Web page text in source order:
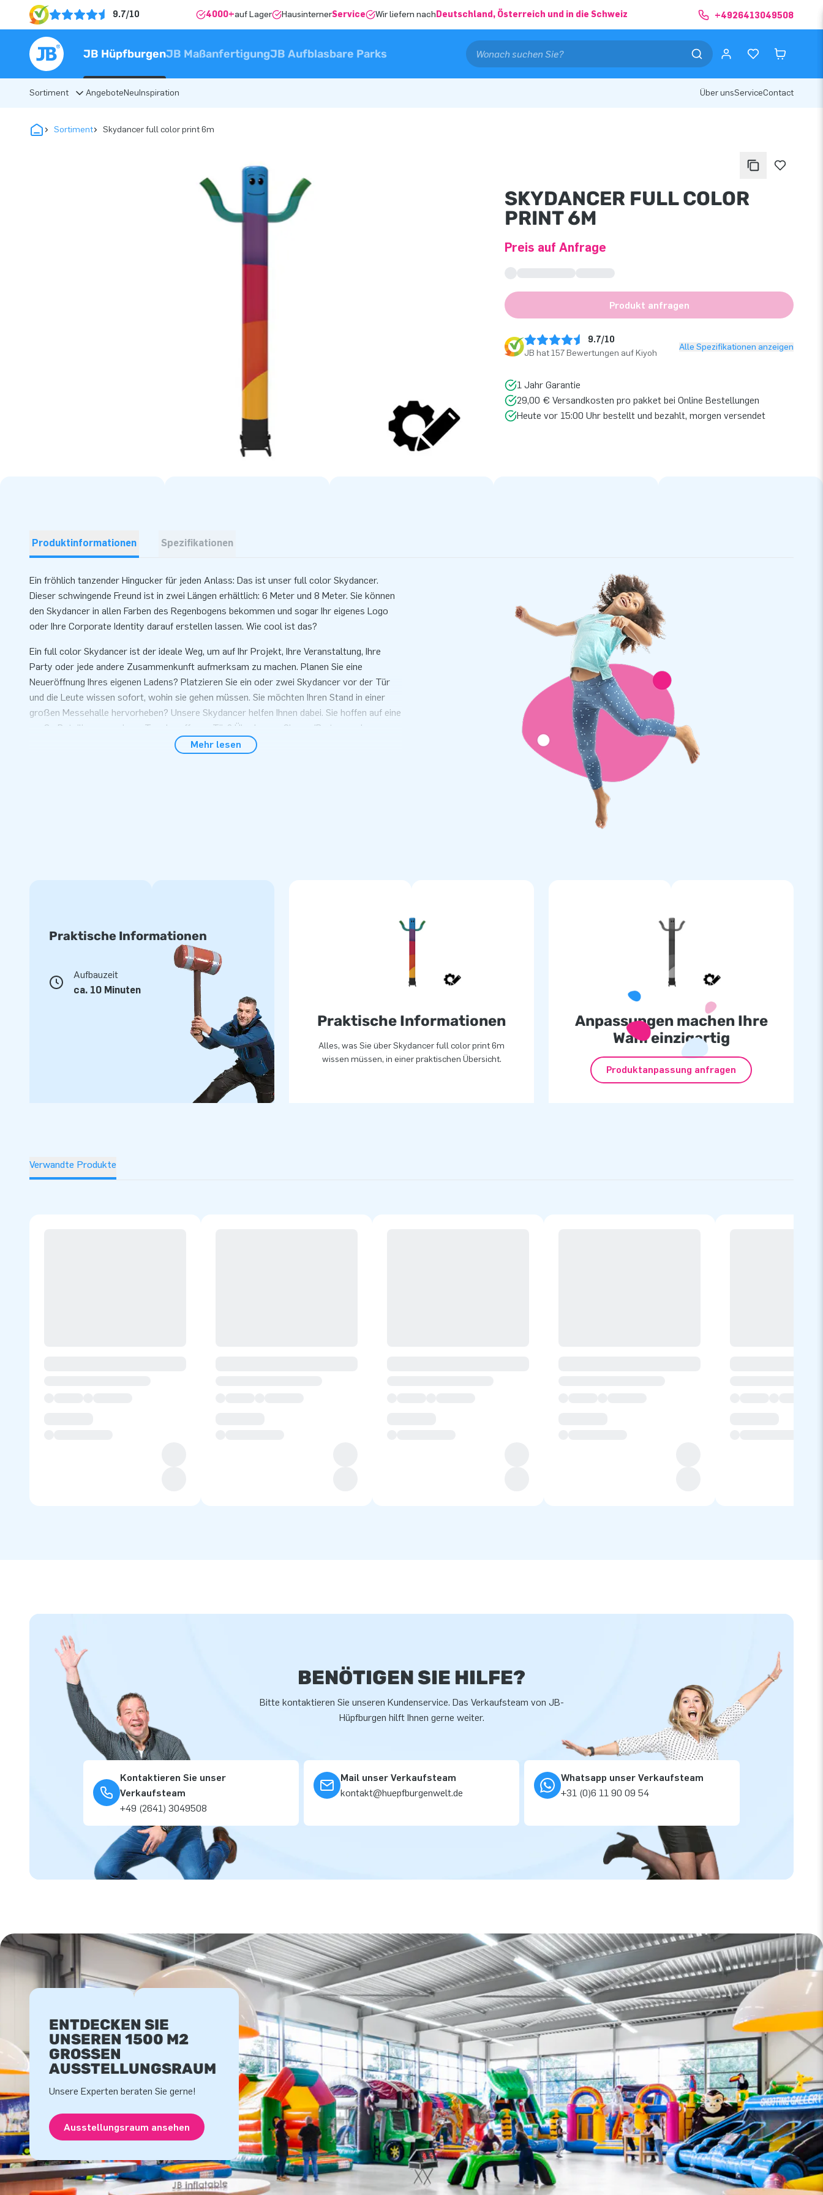
9.7/10 4000+auf Lager HausinternerService Wir liefern nach Deutschland, Österreich und in die Schweiz +4926413049508
JB HüpfburgenJB MaßanfertigungJB Aufblasbare Parks
Sortiment AngeboteNeuInspiration Über unsServiceContact
Sortiment Skydancer full color print 6m
SKYDANCER FULL COLOR
PRINT 6M
Preis auf Anfrage
Produkt anfragen
9.7/10
JB hat 157 Bewertungen auf Kiyoh
Alle Spezifikationen anzeigen
1 Jahr Garantie
29,00 € Versandkosten pro pakket bei Online Bestellungen
Heute vor 15:00 Uhr bestellt und bezahlt, morgen versendet
Produktinformationen Spezifikationen
Ein fröhlich tanzender Hingucker für jeden Anlass: Das ist unser full color Skydancer.
Dieser schwingende Freund ist in zwei Längen erhältlich: 6 Meter und 8 Meter. Sie können
den Skydancer in allen Farben des Regenbogens bekommen und sogar Ihr eigenes Logo
oder Ihre Corporate Identity darauf erstellen lassen. Wie cool ist das?
Ein full color Skydancer ist der ideale Weg, um auf Ihr Projekt, Ihre Veranstaltung, Ihre
Party oder jede andere Zusammenkunft aufmerksam zu machen. Planen Sie eine
Neueröffnung Ihres eigenen Ladens? Platzieren Sie ein oder zwei Skydancer vor der Tür
und die Leute wissen sofort, wohin sie gehen müssen. Sie möchten Ihren Stand in einer
großen Messehalle hervorheben? Unsere Skydancer helfen Ihnen dabei. Sie hoffen auf eine
große Beteiligung an einem Tag der offenen Tür? Überlassen Sie es JBs tanzenden
schwingenden Himmelstänzerin imitieren. Sie werden es nicht bereuen, eine tanzenden
Bestellen Sie Ihr eigenes aufblasbares Werbematerial
Natürlich möchten Sie Ihre Party oder Ihr Meeting hervorheben. Der Kauf von
aufblasbarem Werbematerial ist eine gute Idee. Aufblasbare Werbung können Sie
problemlos verstauen. Brauchen Sie es erneut? Dann können Sie es ganz einfach wieder
einrichten und aufbauen. Bei JB können Sie einen full color Skydancer bestellen. Wählen
Sie Ihre Lieblingsfarbe oder möchten Sie vielleicht ein Logo auf Ihrer tanzenden Luftpuppe.
Mehr lesen
Praktische Informationen
Aufbauzeit
ca. 10 Minuten
Praktische Informationen
Alles, was Sie über Skydancer full color print 6m
wissen müssen, in einer praktischen Übersicht.
Anpassungen machen Ihre
Wahl einzigartig
Produktanpassung anfragen
Verwandte Produkte
BENÖTIGEN SIE HILFE?
Bitte kontaktieren Sie unseren Kundenservice. Das Verkaufsteam von JB-
Hüpfburgen hilft Ihnen gerne weiter.
Kontaktieren Sie unser
Verkaufsteam
+49 (2641) 3049508
Mail unser Verkaufsteam
kontakt@huepfburgenwelt.de
Whatsapp unser Verkaufsteam
+31 (0)6 11 90 09 54
ENTDECKEN SIE
UNSEREN 1500 M2
GROSSEN A
USSTELLUNGSRAUM
Unsere Experten beraten Sie gerne!
Ausstellungsraum ansehen